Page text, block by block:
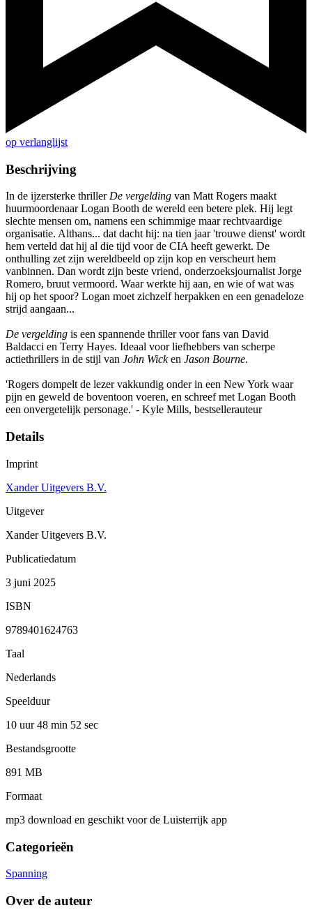
op verlanglijst
Beschrijving
In de ijzersterke thrillerDe vergelding van Matt Rogers maakt
huurmoordenaar Logan Booth de wereld een betere plek. Hij legt
slechte mensen om, namens een schimmige maar rechtvaardige
organisatie. Althans... dat dacht hij: na tien jaar 'trouwe dienst' wordt
hem verteld dat hij al die tijd voor de CIA heeft gewerkt. De
onthulling zet zijn wereldbeeld op zijn kop en verscheurt hem
vanbinnen. Dan wordt zijn beste vriend, onderzoeksjournalist Jorge
Romero, bruut vermoord. Waar werkte hij aan, en wie of wat was
hij op het spoor? Logan moet zichzelf herpakken en een genadeloze
strijd aangaan...
De vergelding is een spannende thriller voor fans van David
Baldacci en Terry Hayes. Ideaal voor liefhebbers van scherpe
actiethrillers in de stijl van John Wicken Jason Bourne.
'Rogers dompelt de lezer vakkundig onder in een New York waar
pijn en geweld de boventoon voeren, en schreef met Logan Booth
een onvergetelijk personage.' - Kyle Mills, bestsellerauteur
Details
Imprint
Xander Uitgevers B.V.
Uitgever
Xander Uitgevers B.V.
Publicatiedatum
3 juni 2025
ISBN
9789401624763
Taal
Nederlands
Speelduur
10 uur 48 min 52 sec
Bestandsgrootte
891 MB
Formaat
mp3 download en geschikt voor de Luisterrijk app
Categorieën
Spanning
Over de auteur